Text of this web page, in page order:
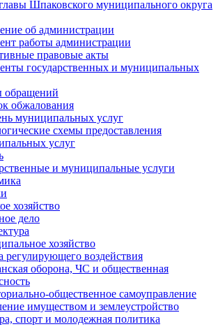
Шпаковского муниципального округа
об администрации
работы администрации
правовые акты
государственных и муниципальных
обжалования
муниципальных услуг
схемы предоставления
услуг
и муниципальные услуги
хозяйство
дело
хозяйство
регулирующего воздействия
оборона, ЧС и общественная
общественное самоуправление
имуществом и землеустройство
спорт и молодежная политика